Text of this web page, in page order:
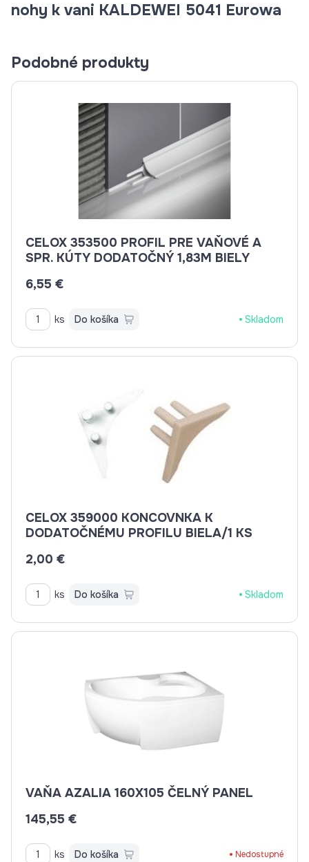
nohy k vani KALDEWEI 5041 Eurowa
Podobné produkty
CELOX 353500 PROFIL PRE VAŇOVÉ A
SPR. KÚTY DODATOČNÝ 1,83M BIELY
6,55 €
ks Do košíka Skladom
CELOX 359000 KONCOVNKA K
DODATOČNÉMU PROFILU BIELA/1 KS
2,00 €
ks Do košíka Skladom
VAŇA AZALIA 160X105 ČELNÝ PANEL
145,55 €
ks Do košíka Nedostupné